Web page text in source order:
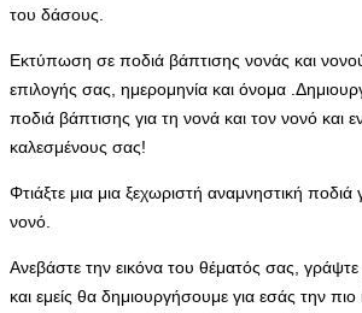
με
τα
ζώα
του
δάσους.
ποσότητα
του δάσους.
Εκτύπωση σε ποδιά βάπτισης νονάς και
επιλογής σας, ημερομηνία και όνομα
ποδιά βάπτισης για τη νονά και τον νονό και
καλεσμένους σας!
Φτιάξτε μια μια ξεχωριστή αναμνηστική ποδιά
νονό.
Ανεβάστε την εικόνα του θέματός σας, γράψτε
και εμείς θα δημιουργήσουμε για εσάς την πιο